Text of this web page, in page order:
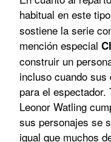
habitual en este
sostiene la serie
mención especial
construir un
incluso cuando
para el espectador.
Leonor Watling
sus personajes se
igual que muchos